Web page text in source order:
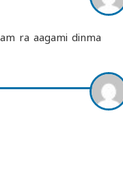
ra aagami dinma